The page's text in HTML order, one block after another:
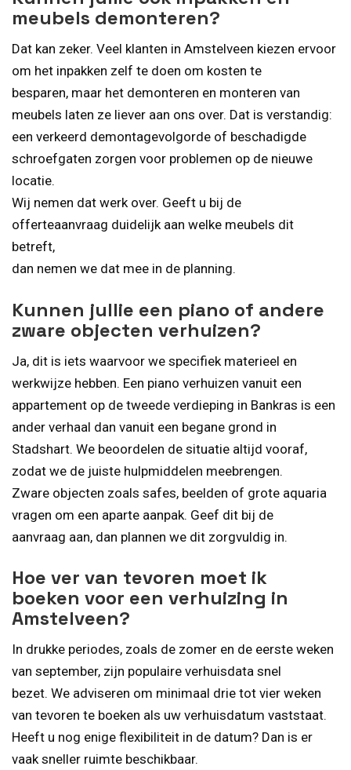
meubels demonteren?
Dat kan zeker. Veel klanten in Amstelveen kiezen ervoor
om het inpakken zelf te doen om kosten te
besparen, maar het demonteren en monteren van
meubels laten ze liever aan ons over. Dat is verstandig:
een verkeerd demontagevolgorde of beschadigde
schroefgaten zorgen voor problemen op de nieuwe
locatie.
Wij nemen dat werk over. Geeft u bij de
offerteaanvraag duidelijk aan welke meubels dit
betreft,
dan nemen we dat mee in de planning.
Kunnen jullie een piano of andere
zware objecten verhuizen?
Ja, dit is iets waarvoor we specifiek materieel en
werkwijze hebben. Een piano verhuizen vanuit een
appartement op de tweede verdieping in Bankras is een
ander verhaal dan vanuit een begane grond in
Stadshart. We beoordelen de situatie altijd vooraf,
zodat we de juiste hulpmiddelen meebrengen.
Zware objecten zoals safes, beelden of grote aquaria
vragen om een aparte aanpak. Geef dit bij de
aanvraag aan, dan plannen we dit zorgvuldig in.
Hoe ver van tevoren moet ik
boeken voor een verhuizing in
Amstelveen?
In drukke periodes, zoals de zomer en de eerste weken
van september, zijn populaire verhuisdata snel
bezet. We adviseren om minimaal drie tot vier weken
van tevoren te boeken als uw verhuisdatum vaststaat.
Heeft u nog enige flexibiliteit in de datum? Dan is er
vaak sneller ruimte beschikbaar.